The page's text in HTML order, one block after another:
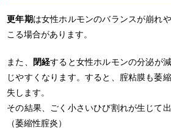
更年期は女性ホルモンのバランスが崩れ
こる場合があります。
また、 閉経すると女性ホルモンの分泌が
じやすくなります。すると、腟粘膜も萎
失します。
その結果、ごく小さいひび割れが生じて
（萎縮性腟炎）